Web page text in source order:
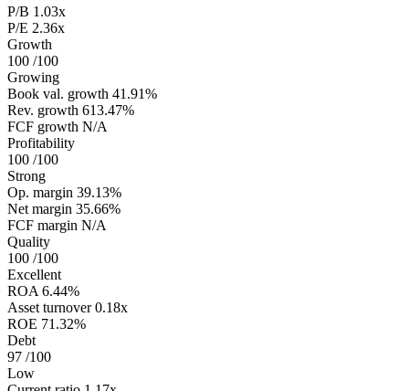
P/B 1.03x
P/E 2.36x
Growth
100 /100
Growing
Book val. growth 41.91%
Rev. growth 613.47%
FCF growth N/A
Profitability
100 /100
Strong
Op. margin 39.13%
Net margin 35.66%
FCF margin N/A
Quality
100 /100
Excellent
ROA 6.44%
Asset turnover 0.18x
ROE 71.32%
Debt
97 /100
Low